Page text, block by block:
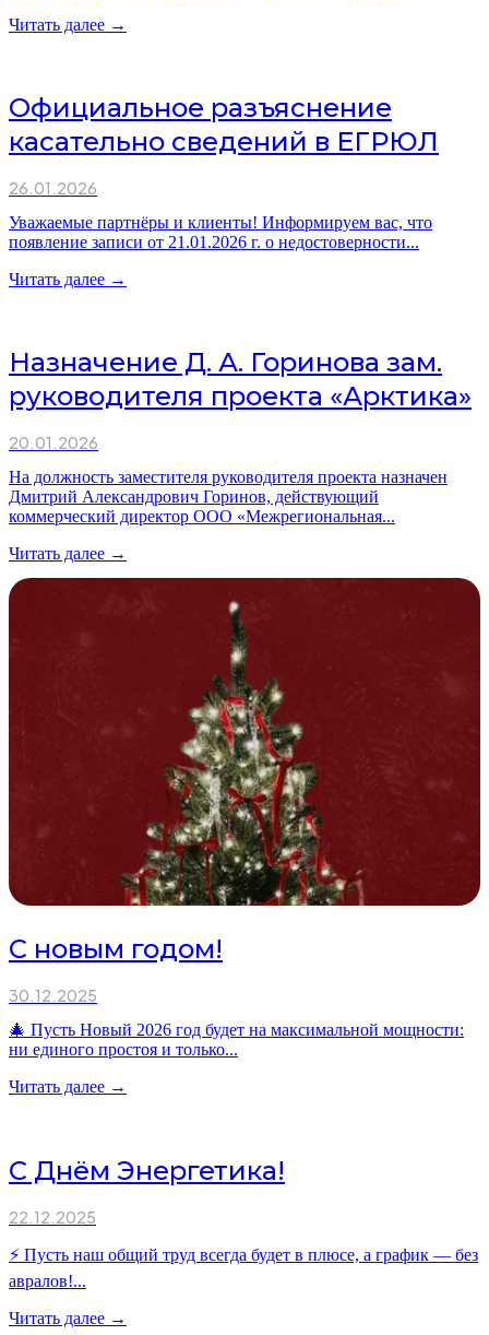
Читать далее →
Официальное разъяснение
касательно сведений в ЕГРЮЛ
26.01.2026
Уважаемые партнёры и клиенты! Информируем вас, что
появление записи от 21.01.2026 г. о недостоверности...
Читать далее →
Назначение Д. А. Горинова зам.
руководителя проекта «Арктика»
20.01.2026
На должность заместителя руководителя проекта назначен
Дмитрий Александрович Горинов, действующий
коммерческий директор ООО «Межрегиональная...
Читать далее →
С новым годом!
30.12.2025
🎄 Пусть Новый 2026 год будет на максимальной мощности:
ни единого простоя и только...
Читать далее →
С Днём Энергетика!
22.12.2025
⚡ Пусть наш общий труд всегда будет в плюсе, а график — без
авралов!...
Читать далее →